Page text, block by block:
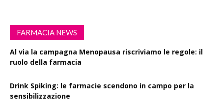
FARMACIA NEWS
Al via la campagna Menopausa riscriviamo le regole: il
ruolo della farmacia
Drink Spiking: le farmacie scendono in campo per la
sensibilizzazione